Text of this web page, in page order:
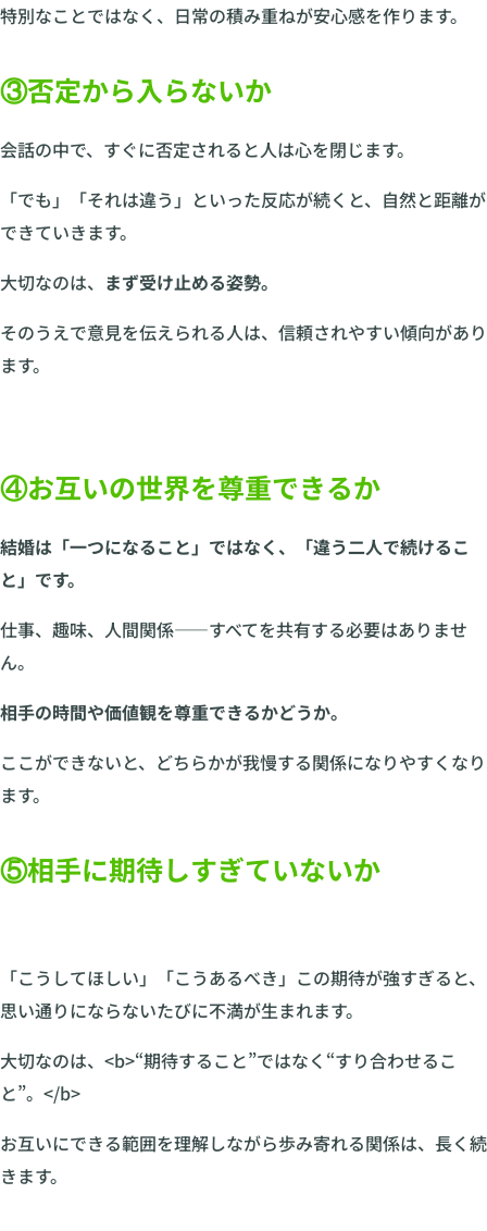
特別なことではなく、日常の積み重ねが安心感を作ります。
③否定から入らないか
会話の中で、すぐに否定されると人は心を閉じます。
「でも」「それは違う」といった反応が続くと、自然と距離が
できていきます。
大切なのは、 まず受け止める姿勢。
そのうえで意見を伝えられる人は、信頼されやすい傾向があり
ます。
④お互いの世界を尊重できるか
結婚は「一つになること」ではなく、「違う二人で続けるこ
と」です。
仕事、趣味、人間関係——すべてを共有する必要はありませ
ん。
相手の時間や価値観を尊重できるかどうか。
ここができないと、どちらかが我慢する関係になりやすくなり
ます。
⑤相手に期待しすぎていないか
「こうしてほしい」「こうあるべき」この期待が強すぎると、
思い通りにならないたびに不満が生まれます。
大切なのは、<b>“期待すること”ではなく“すり合わせるこ
と”。</b>
お互いにできる範囲を理解しながら歩み寄れる関係は、長く続
きます。